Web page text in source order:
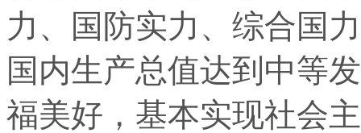
力、国防实力、综合国
国内生产总值达到中等
福美好，基本实现社会